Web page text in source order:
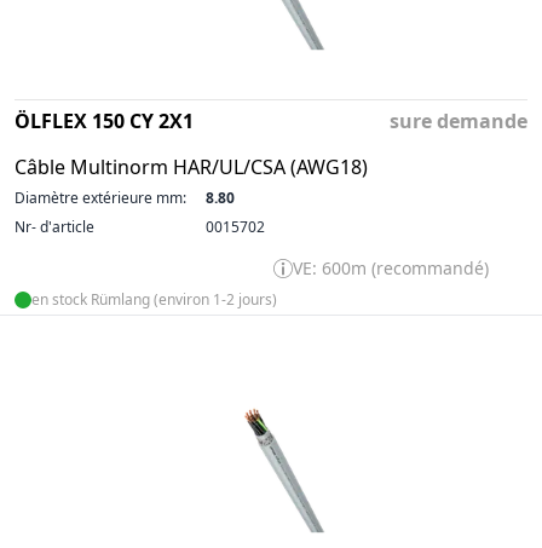
ÖLFLEX 150 CY 2X1
Câble Multinorm HAR/UL/CSA (AWG18)
sure demande
Diamètre extérieure mm:
8.80
Nr- d'article
0015702
VE: 600m (recommandé)
en stock Rümlang (environ 1-2 jours)